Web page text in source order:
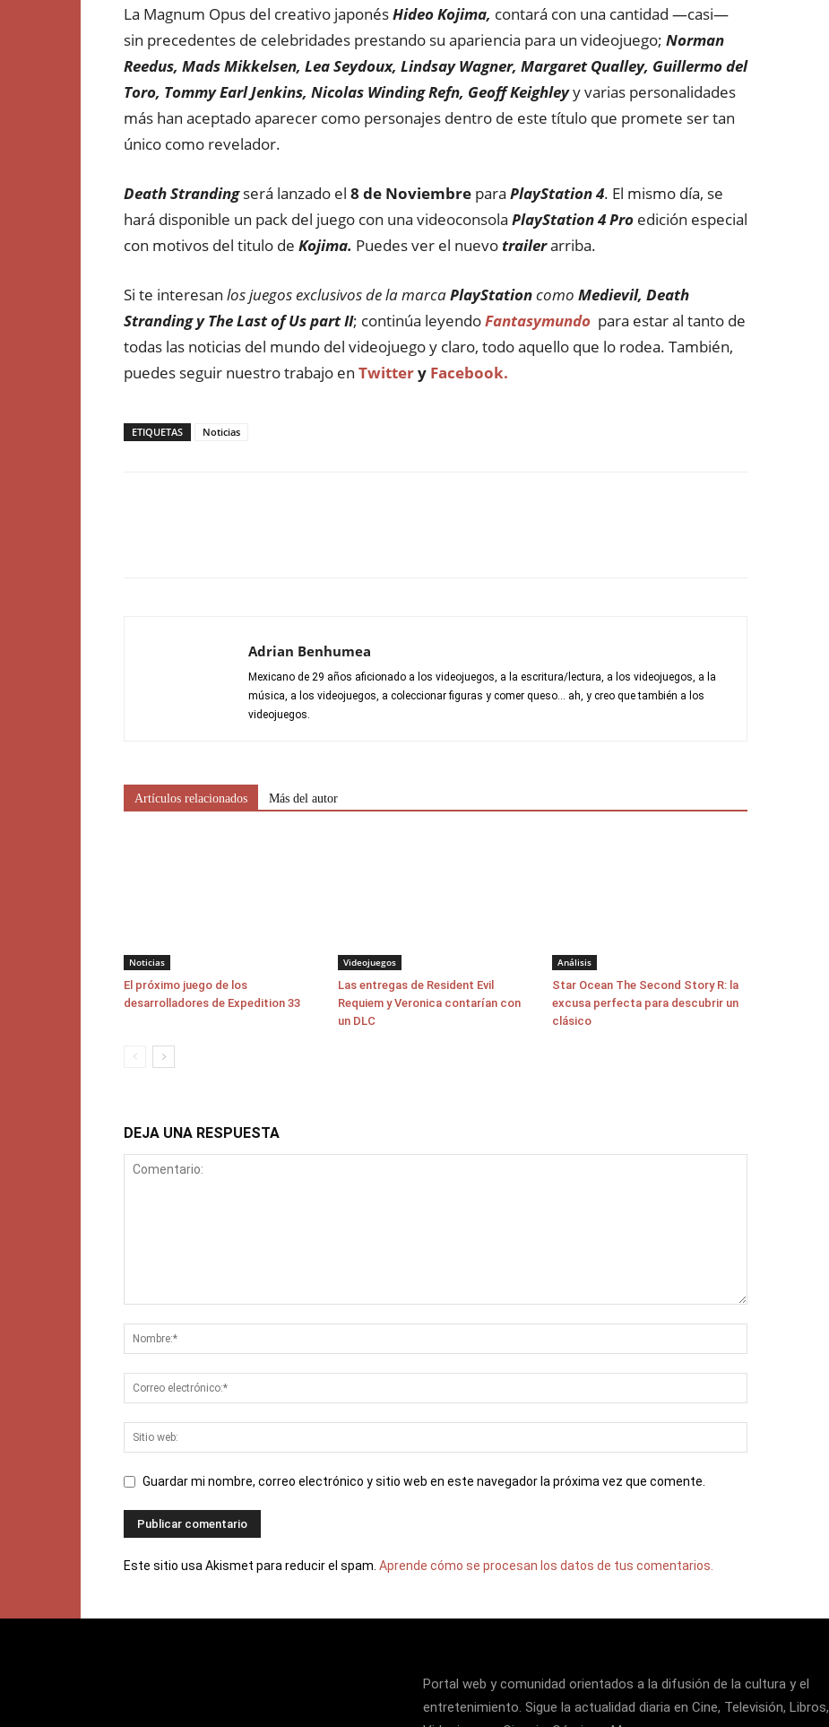
La Magnum Opus del creativo japonésHideo Kojima, contará con una cantidad —casi—
sin precedentes de celebridades prestando su apariencia para un videojuego; Norman
Reedus, Mads Mikkelsen, Lea Seydoux, Lindsay Wagner, Margaret Qualley, Guillermo del
Toro, Tommy Earl Jenkins, Nicolas Winding Refn, Geoff Keighleyy varias personalidades
más han aceptado aparecer como personajes dentro de este título que promete ser tan
único como revelador.
Death Strandingserá lanzado el 8 de Noviembre para PlayStation 4. El mismo día, se
hará disponible un pack del juego con una videoconsola PlayStation 4 Pro edición especial
con motivos del titulo de Kojima. Puedes ver el nuevotrailerarriba.
Si te interesan los juegos exclusivos de la marcaPlayStationcomo Medievil, Death
Stranding y The Last of Us part II; continúa leyendoFantasymundo para estar al tanto de
todas las noticias del mundo del videojuego y claro, todo aquello que lo rodea. También,
puedes seguir nuestro trabajo en Twittery Facebook.
ETIQUETAS Noticias
Adrian Benhumea
Mexicano de 29 años aficionado a los videojuegos, a la escritura/lectura, a los videojuegos, a la
música, a los videojuegos, a coleccionar figuras y comer queso... ah, y creo que también a los
videojuegos.
Artículos relacionados Más del autor
Noticias
El próximo juego de los
desarrolladores de Expedition 33
Videojuegos
Las entregas de Resident Evil
Requiem y Veronica contarían con
un DLC
Análisis
Star Ocean The Second Story R: la
excusa perfecta para descubrir un
clásico
DEJA UNA RESPUESTA
Guardar mi nombre, correo electrónico y sitio web en este navegador la próxima vez que comente.
Este sitio usa Akismet para reducir el spam. Aprende cómo se procesan los datos de tus comentarios.
Portal web y comunidad orientados a la difusión de la cultura y el
entretenimiento. Sigue la actualidad diaria en Cine, Televisión, Libros,